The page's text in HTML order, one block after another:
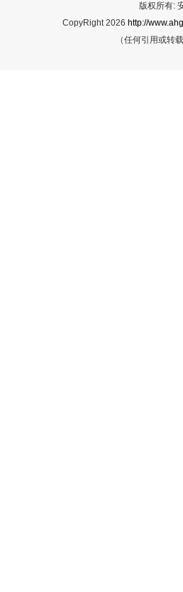
版权所有:
CopyRight 2026 http://
（任何引用或转